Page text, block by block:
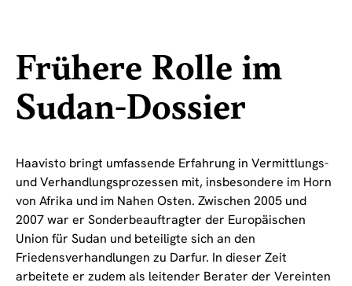
Frühere Rolle im
Sudan-Dossier
Haavisto bringt umfassende Erfahrung in Vermittlungs-
und Verhandlungsprozessen mit, insbesondere im Horn
von Afrika und im Nahen Osten. Zwischen 2005 und
2007 war er Sonderbeauftragter der Europäischen
Union für Sudan und beteiligte sich an den
Friedensverhandlungen zu Darfur. In dieser Zeit
arbeitete er zudem als leitender Berater der Vereinten